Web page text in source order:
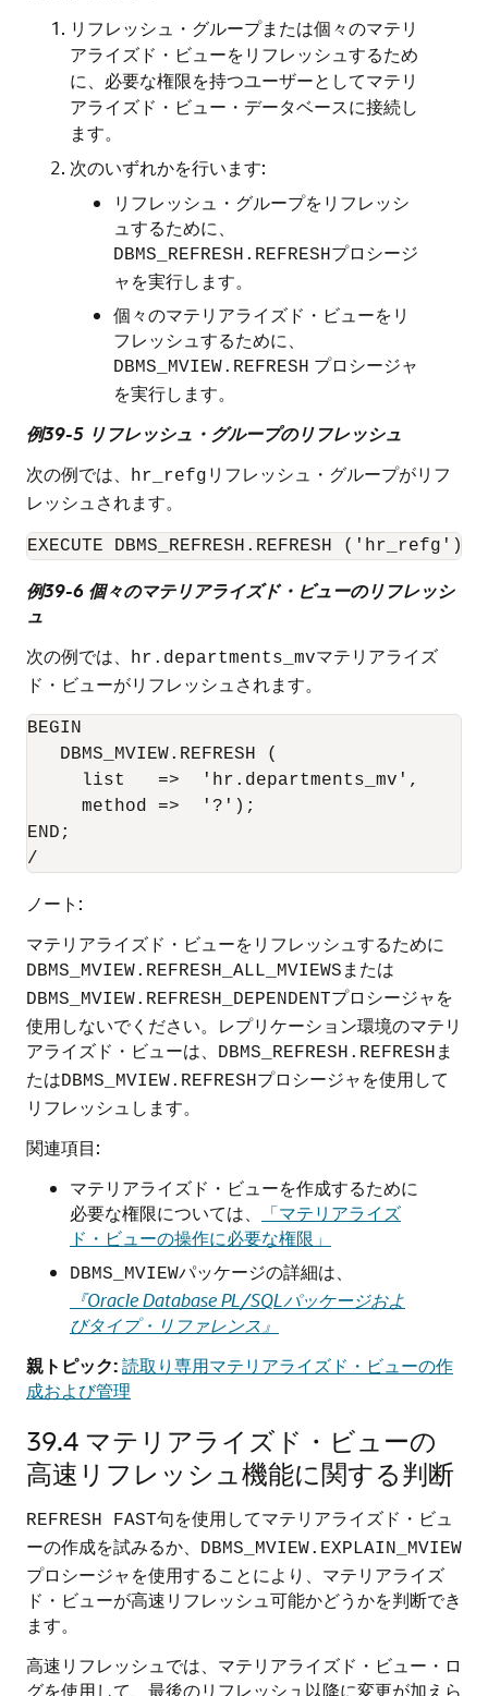
リフレッシュ・グループまたは個々のマテリ
アライズド・ビューをリフレッシュするため
に、必要な権限を持つユーザーとしてマテリ
アライズド・ビュー・データベースに接続し
ます。
次のいずれかを行います:
リフレッシュ・グループをリフレッシ
ュするために、
DBMS_REFRESH.REFRESHプロシージ
ャを実行します。
個々のマテリアライズド・ビューをリ
フレッシュするために、
DBMS_MVIEW.REFRESH プロシージャ
を実行します。
例39-5 リフレッシュ・グループのリフレッシュ
次の例では、
hr_refg リフレッシュ・グループがリフ
レッシュされます。
例39-6 個々のマテリアライズド・ビューのリフレッシ
ュ
次の例では、
hr.departments_mvマテリアライズ
ド・ビューがリフレッシュされます。
BEGIN
   DBMS_MVIEW.REFRESH (
     list   =>  'hr.departments_mv',
     method =>  '?');
END;
/
ノート:
マテリアライズド・ビューをリフレッシュするために
DBMS_MVIEW.REFRESH_ALL_MVIEWS または
DBMS_MVIEW.REFRESH_DEPENDENTプロシージャを
使用しないでください。レプリケーション環境のマテリ
アライズド・ビューは、
DBMS_REFRESH.REFRESH ま
たはDBMS_MVIEW.REFRESHプロシージャを使用して
リフレッシュします。
関連項目:
マテリアライズド・ビューを作成するために
必要な権限については、
「マテリアライズ
ド・ビューの操作に必要な権限」
DBMS_MVIEWパッケージの詳細は、
『Oracle Database PL/SQLパッケージおよ
びタイプ・リファレンス』
親トピック:読取り専用マテリアライズド・ビューの作
成および管理
39.4 マテリアライズド・ビューの
高速リフレッシュ機能に関する判断
REFRESH FAST句を使用してマテリアライズド・ビュ
ーの作成を試みるか、
DBMS_MVIEW.EXPLAIN_MVIEW
プロシージャを使用することにより、マテリアライズ
ド・ビューが高速リフレッシュ可能かどうかを判断でき
ます。
高速リフレッシュでは、マテリアライズド・ビュー・ロ
グを使用して、最後のリフレッシュ以降に変更が加えら